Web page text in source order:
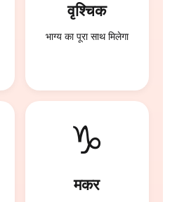
वृश्चिक
भाग्य का पूरा साथ मिलेगा
♑
मकर